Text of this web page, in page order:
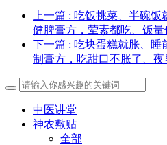
上一篇 : 吃饭挑菜、半碗饭
健脾膏方，荤素都吃、饭量
下一篇 : 吃块蛋糕就胀、睡
制膏方，吃甜口不胀了、夜
中医讲堂
神农敷贴
全部